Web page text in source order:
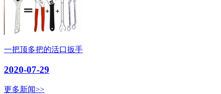
一把顶多把的活口扳手
2020-07-29
更多新闻>>